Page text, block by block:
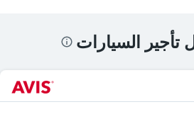
تأجير السيارات